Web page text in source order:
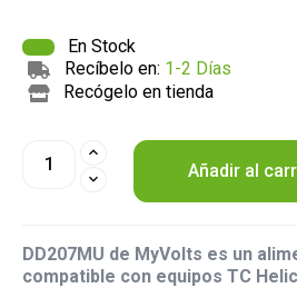
En Stock
Recíbelo en: 1-2 Días
Recógelo en tienda
Añadir al
DD207MU de MyVolts es un
compatible con equipos TC